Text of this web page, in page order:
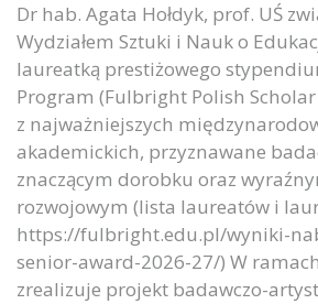
Dr hab. Agata Hołdyk, prof. UŚ
Wydziałem Sztuki i Nauk o
laureatką prestiżowego
Program (Fulbright Polish
z najważniejszych
akademickich, przyznawane
znaczącym dorobku oraz
rozwojowym (lista laureatów i
https://fulbright.edu.pl/wyniki-
senior-award-2026-27/) W
zrealizuje projekt badawczo-